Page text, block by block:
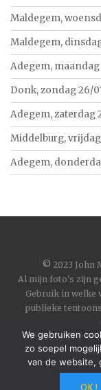
Maldegem,
Maldegem,
Adegem, maandag
Donk, zondag 26/
Adegem, zaterdag
Middelburg,
Adegem,
© 2023 John
Al mijn foto's zijn
Gebruik in welke
publieke
Om contact op te
Wordpress
We gebruiken
zo soepel
van de website,
OK !